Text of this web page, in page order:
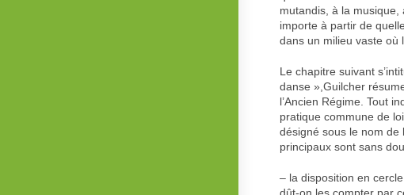
mutandis, à la
importe à partir de
dans un milieu vaste où
Le chapitre suivant
danse »,Guilcher
l’Ancien Régime. Tout
pratique commune de
désigné sous le nom
principaux sont sans
– la disposition en